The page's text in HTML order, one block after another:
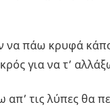
να πάω κρυφά
για να τ’
τις λύπες θα